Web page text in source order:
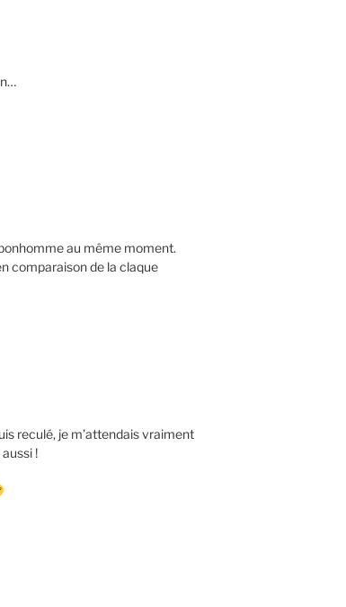
au même moment.
comparaison de la claque
reculé, je m’attendais vraiment
!